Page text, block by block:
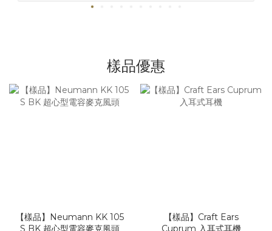
樣品優惠
【樣品】Neumann KK 105
S BK 超心型電容麥克風頭
【樣品】Craft Ears
Cuprum 入耳式耳機